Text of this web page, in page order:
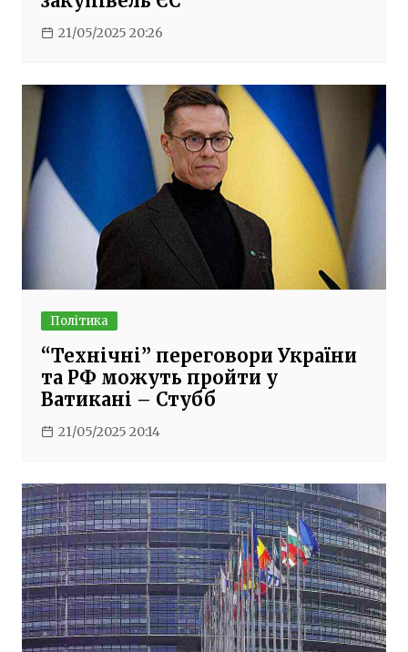
21/05/2025 20:26
Політика
“Технічні” переговори України
та РФ можуть пройти у
Ватикані – Стубб
21/05/2025 20:14